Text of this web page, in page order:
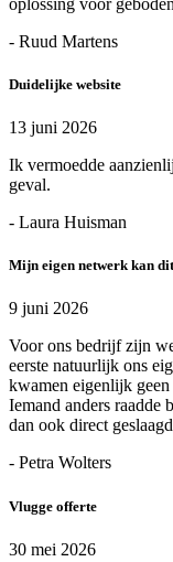
- Ruud Martens
Duidelijke website
13 juni 2026
Ik vermoedde
geval.
- Laura Huisman
Mijn eigen netwerk kan
9 juni 2026
Voor ons bedrijf zijn
eerste natuurlijk ons
kwamen eigenlijk
Iemand anders raadde
dan ook direct
- Petra Wolters
Vlugge offerte
30 mei 2026